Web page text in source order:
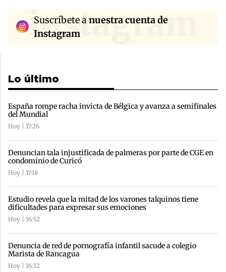
instagram
Suscríbete anuestra cuenta de
Instagram
Lo último
España rompe racha invicta de Bélgica y avanza a semifinales
del Mundial
Hoy | 17:26
Denuncian tala injustificada de palmeras por parte de CGE en
condominio de Curicó
Hoy | 17:18
Estudio revela que la mitad de los varones talquinos tiene
dificultades para expresar sus emociones
Hoy | 16:52
Denuncia de red de pornografía infantil sacude a colegio
Marista de Rancagua
Hoy | 16:32